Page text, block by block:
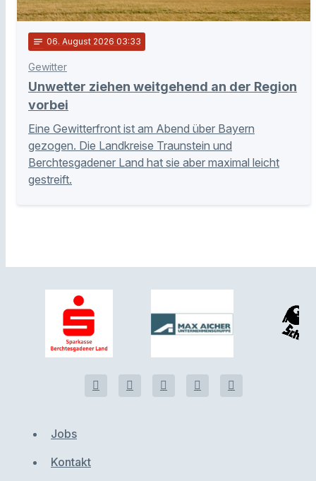
notes 06. August 2026 03:33
Gewitter
Unwetter ziehen weitgehend an der Region
vorbei
Eine Gewitterfront ist am Abend über Bayern
gezogen. Die Landkreise Traunstein und
Berchtesgadener Land hat sie aber maximal leicht
gestreift.
Jobs
Kontakt